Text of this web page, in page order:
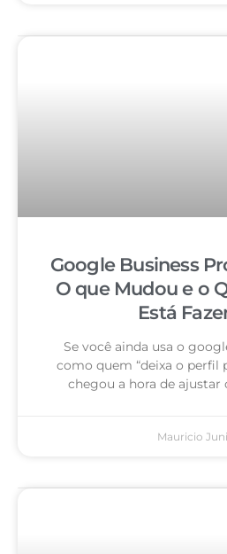
Google Business
O que Mudou e o
Está
Se você ainda usa o
como quem “deixa o perfil
chegou a hora de ajustar
Mauricio